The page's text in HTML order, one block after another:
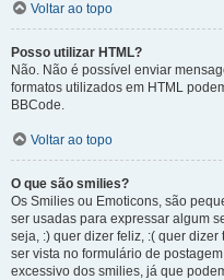
Voltar ao topo
Posso utilizar HTML?
Não. Não é possível enviar
formatos utilizados em HTML
BBCode.
Voltar ao topo
O que são smilies?
Os Smilies ou Emoticons, são
ser usadas para expressar algum
seja, :) quer dizer feliz, :( quer
ser vista no formulário de
excessivo dos smilies, já que